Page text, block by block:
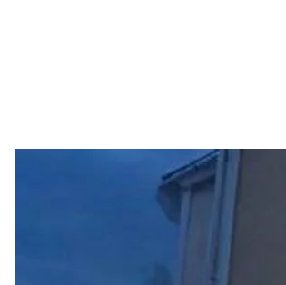
Прем’єр-міністрів Угорщини
«Примусовий призов, вбивства,